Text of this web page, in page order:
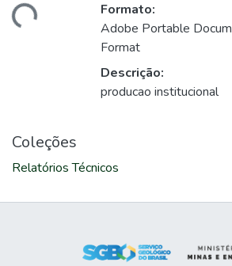
Formato:
Adobe Portable
Format
Descrição:
producao institucional
Coleções
Relatórios Técnicos